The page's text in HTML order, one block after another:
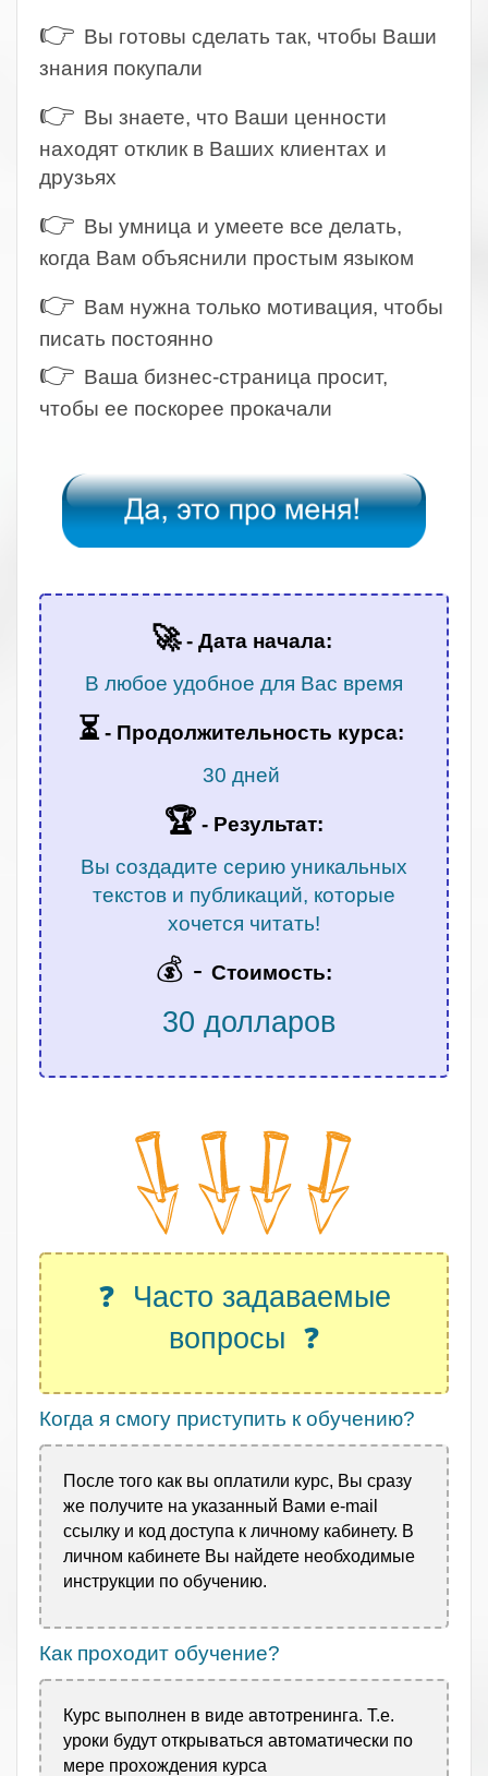
👉 Вы готовы сделать так, чтобы Ваши
знания покупали
👉 Вы знаете, что Ваши ценности
находят отклик в Ваших клиентах и
друзьях
👉 Вы умница и умеете все делать,
когда Вам объяснили простым языком
👉 Вам нужна только мотивация, чтобы
писать постоянно
👉 Ваша бизнес-страница просит,
чтобы ее поскорее прокачали
🚀- Дата начала:
В любое удобное для Вас время
⏳- Продолжительность курса:
30 дней
🏆 - Результат:
Вы создадите серию уникальных
текстов и публикаций, которые
хочется читать!
💰 - Стоимость:
30 долларов
❓ Часто задаваемые
вопросы ❓
Когда я смогу приступить к обучению?
После того как вы оплатили курс, Вы сразу
же получите на указанный Вами e-mail
ссылку и код доступа к личному кабинету. В
личном кабинете Вы найдете необходимые
инструкции по обучению.
Как проходит обучение?
Курс выполнен в виде автотренинга. Т.е.
уроки будут открываться автоматически по
мере прохождения курса